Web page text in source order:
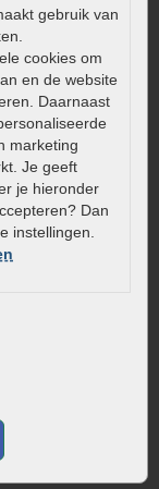
gebruik van
cookies om
en de website
Daarnaast
marketing
Je geeft
je hieronder
Dan
instellingen.